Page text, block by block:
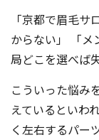
受付
「京都で眉毛
からない」 「メ
局どこを選べば
こういった悩み
えているといわ
く左右するパー